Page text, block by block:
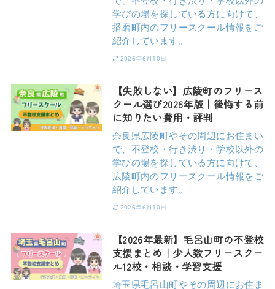
学びの場を探している方に向けて、
播磨町内のフリースクール情報をご
紹介しています。
2026年6月10日
【失敗しない】広陵町のフリース
クール選び2026年版｜後悔する前
に知りたい費用・評判
奈良県広陵町やその周辺にお住まい
で、不登校・行き渋り・学校以外の
学びの場を探している方に向けて、
広陵町内のフリースクール情報をご
紹介しています。
2026年6月10日
【2026年最新】毛呂山町の不登校
支援まとめ｜少人数フリースクー
ル12校・相談・学習支援
埼玉県毛呂山町やその周辺にお住ま